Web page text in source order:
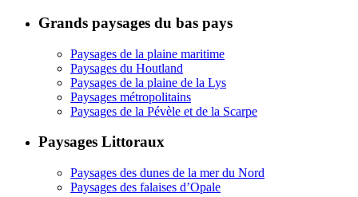
Grands paysages du bas pays
Paysages de la plaine maritime
Paysages du Houtland
Paysages de la plaine de la Lys
Paysages métropolitains
Paysages de la Pévèle et de la Scarpe
Paysages Littoraux
Paysages des dunes de la mer du Nord
Paysages des falaises d’Opale